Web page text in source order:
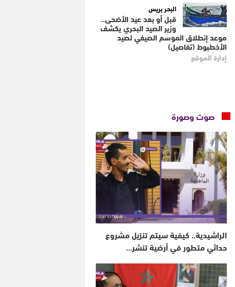
البحر بريس
قبل أو بعد عيد الأضحى..
وزير الصيد البحري يكشف
موعد إنطلاق الموسم الصيفي لصيد
الأخطبوط (تفاصيل)
إدارة الموقع
صوت وصورة
الراشيدية.. كيفية سيتم تنزيل مشروع
حداثي متطور في أرضية تنشر…